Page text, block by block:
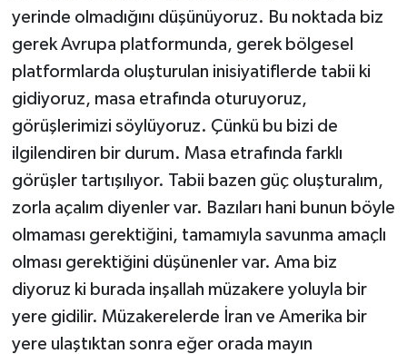
yerinde olmadığını düşünüyoruz. Bu noktada biz
gerek Avrupa platformunda, gerek bölgesel
platformlarda oluşturulan inisiyatiflerde tabii ki
gidiyoruz, masa etrafında oturuyoruz,
görüşlerimizi söylüyoruz. Çünkü bu bizi de
ilgilendiren bir durum. Masa etrafında farklı
görüşler tartışılıyor. Tabii bazen güç oluşturalım,
zorla açalım diyenler var. Bazıları hani bunun böyle
olmaması gerektiğini, tamamıyla savunma amaçlı
olması gerektiğini düşünenler var. Ama biz
diyoruz ki burada inşallah müzakere yoluyla bir
yere gidilir. Müzakerelerde İran ve Amerika bir
yere ulaştıktan sonra eğer orada mayın